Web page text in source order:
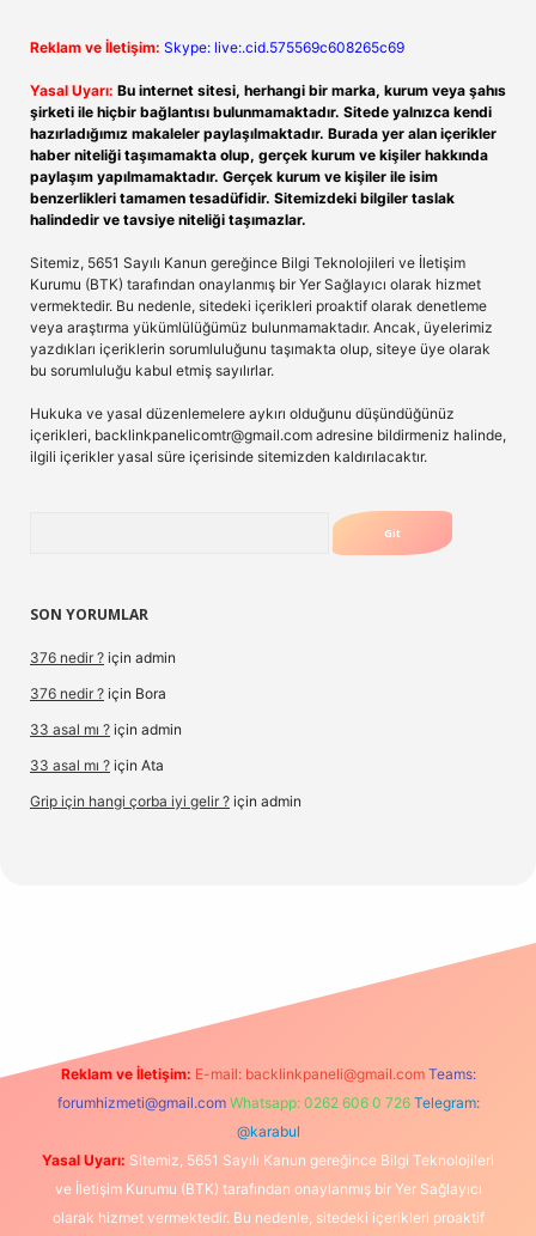
Reklam ve İletişim: Skype: live:.cid.575569c608265c69
Yasal Uyarı: Bu internet sitesi, herhangi bir marka, kurum veya şahıs
şirketi ile hiçbir bağlantısı bulunmamaktadır. Sitede yalnızca kendi
hazırladığımız makaleler paylaşılmaktadır. Burada yer alan içerikler
haber niteliği taşımamakta olup, gerçek kurum ve kişiler hakkında
paylaşım yapılmamaktadır. Gerçek kurum ve kişiler ile isim
benzerlikleri tamamen tesadüfidir. Sitemizdeki bilgiler taslak
halindedir ve tavsiye niteliği taşımazlar.
Sitemiz, 5651 Sayılı Kanun gereğince Bilgi Teknolojileri ve İletişim
Kurumu (BTK) tarafından onaylanmış bir Yer Sağlayıcı olarak hizmet
vermektedir. Bu nedenle, sitedeki içerikleri proaktif olarak denetleme
veya araştırma yükümlülüğümüz bulunmamaktadır. Ancak, üyelerimiz
yazdıkları içeriklerin sorumluluğunu taşımakta olup, siteye üye olarak
bu sorumluluğu kabul etmiş sayılırlar.
Hukuka ve yasal düzenlemelere aykırı olduğunu düşündüğünüz
içerikleri, backlinkpanelicomtr@gmail.com adresine bildirmeniz halinde,
ilgili içerikler yasal süre içerisinde sitemizden kaldırılacaktır.
SON YORUMLAR
376 nedir ? için admin
376 nedir ? için Bora
33 asal mı ? için admin
33 asal mı ? için Ata
Grip için hangi çorba iyi gelir ? için admin
Reklam ve İletişim: E-mail: backlinkpaneli@gmail.com Teams:
forumhizmeti@gmail.com Whatsapp: 0262 606 0 726 Telegram:
@karabul
Yasal Uyarı: Sitemiz, 5651 Sayılı Kanun gereğince Bilgi Teknolojileri
ve İletişim Kurumu (BTK) tarafından onaylanmış bir Yer Sağlayıcı
olarak hizmet vermektedir. Bu nedenle, sitedeki içerikleri proaktif